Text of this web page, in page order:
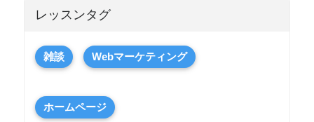
レッスンタグ
雑談 Webマーケティング
ホームページ